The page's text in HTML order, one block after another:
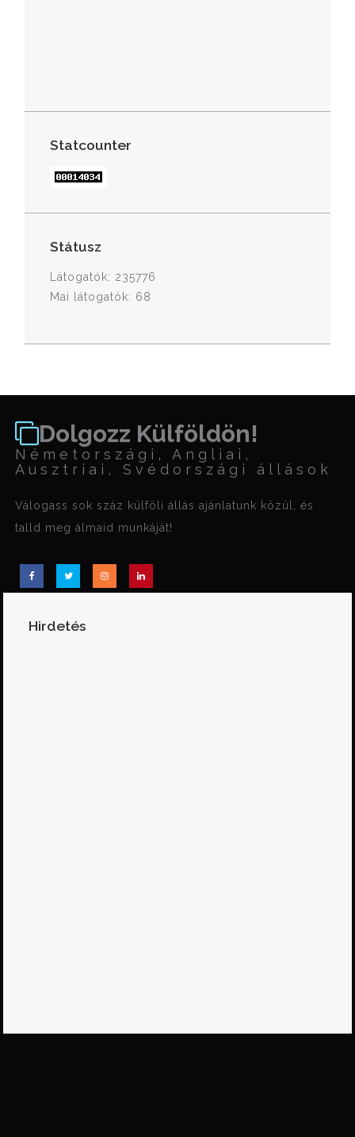
Statcounter
Státusz
Látogatók: 235776
Mai látogatók: 68
Dolgozz Külföldön!
Németországi, Angliai,
Ausztriai, Svédországi állások
Válogass sok száz külföli állás ajánlatunk közül, és
talld meg álmaid munkáját!
Hirdetés